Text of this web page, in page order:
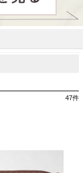
47件